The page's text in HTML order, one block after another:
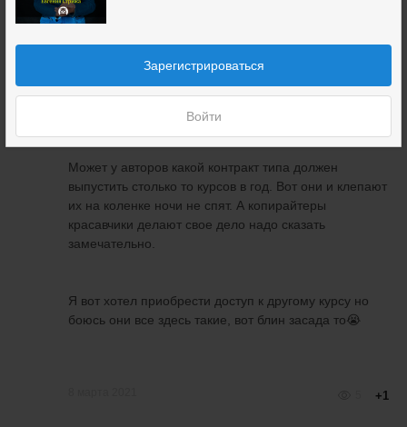
Зарегистрироваться
Войти
прошу прощения
вот так все грустно получается в итоге.
Резюмируя, считаю дело в недоработанном курсе,
Может у авторов какой контракт типа должен
выпустить столько то курсов в год. Вот они и клепают
их на коленке ночи не спят. А копирайтеры
красавчики делают свое дело надо сказать
замечательно.
Я вот хотел приобрести доступ к другому курсу но
боюсь они все здесь такие, вот блин засада то😭
+1